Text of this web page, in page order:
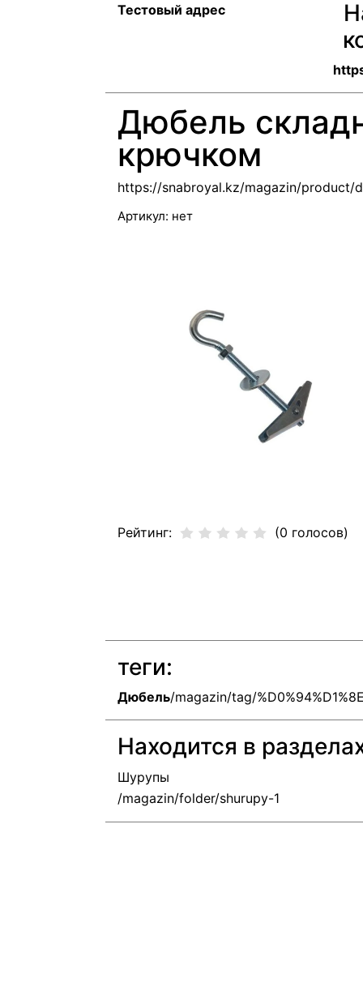
Тестовый адрес
Дюбель
крючком
https://snabroyal.kz/magazin/product/
Артикул: нет
Рейтинг: (0 голосов)
теги:
Дюбель/magazin/tag/
Находится в
Шурупы